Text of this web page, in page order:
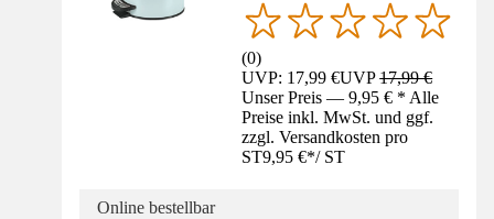
(0)
UVP: 17,99 €UVP17,99 €
Unser Preis — 9,95 € * Alle
Preise inkl. MwSt. und ggf.
zzgl. Versandkosten pro
ST9,95 €*/ ST
Online bestellbar